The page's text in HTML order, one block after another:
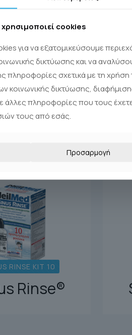
RINSE KIT 10
Rinse®
cookies
για να εξατομικεύσουμε
δικτύωσης και να
πληροφορίες σχετικά με τη
κοινωνικής δικτύωσης,
άλλες πληροφορίες που τους
τους από εσάς.
Προσαρμογή